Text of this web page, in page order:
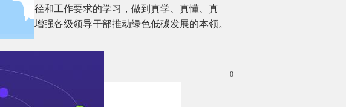
现路径和工作要求的学习，做到真学、真懂、真
容，增强各级领导干部推动绿色低碳发展的本领。
0